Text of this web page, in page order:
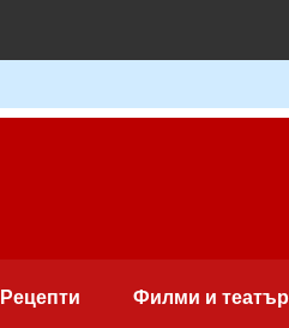
Рецепти Филми и театър